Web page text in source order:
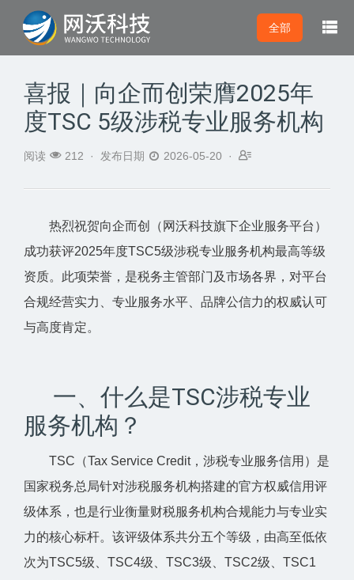

全部
喜报｜向企而创荣膺2025年
度TSC 5级涉税专业服务机构
阅读  212 · 发布日期  2026-05-20 · 
热烈祝贺向企而创（网沃科技旗下企业服务平台）
成功获评2025年度TSC5级涉税专业服务机构最高等级
资质。此项荣誉，是税务主管部门及市场各界，对平台
合规经营实力、专业服务水平、品牌公信力的权威认可
与高度肯定。
一、什么是TSC涉税专业
服务机构？
TSC（Tax Service Credit，涉税专业服务信用）是
国家税务总局针对涉税服务机构搭建的官方权威信用评
级体系，也是行业衡量财税服务机构合规能力与专业实
力的核心标杆。该评级体系共分五个等级，由高至低依
次为TSC5级、TSC4级、TSC3级、TSC2级、TSC1